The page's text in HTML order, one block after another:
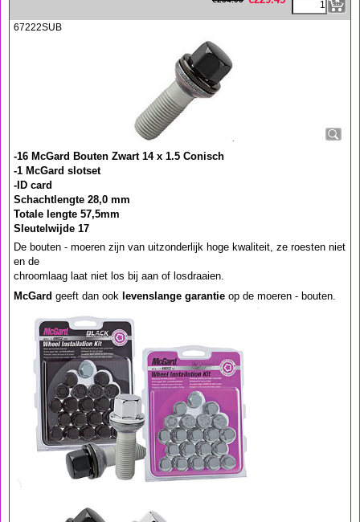
67222SUB
-16 McGard Bouten Zwart 14 x 1.5 Conisch
-1 McGard slotset
-ID card
Schachtlengte 28,0 mm
Totale lengte 57,5mm
Sleutelwijde 17
De bouten - moeren zijn van uitzonderlijk hoge kwaliteit, ze roesten niet
en de
chroomlaag laat niet los bij aan of losdraaien.
McGard geeft dan ook levenslange garantie op de moeren - bouten.